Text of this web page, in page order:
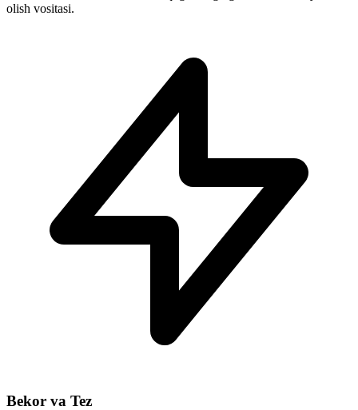
olish vositasi.
Bekor va Tez